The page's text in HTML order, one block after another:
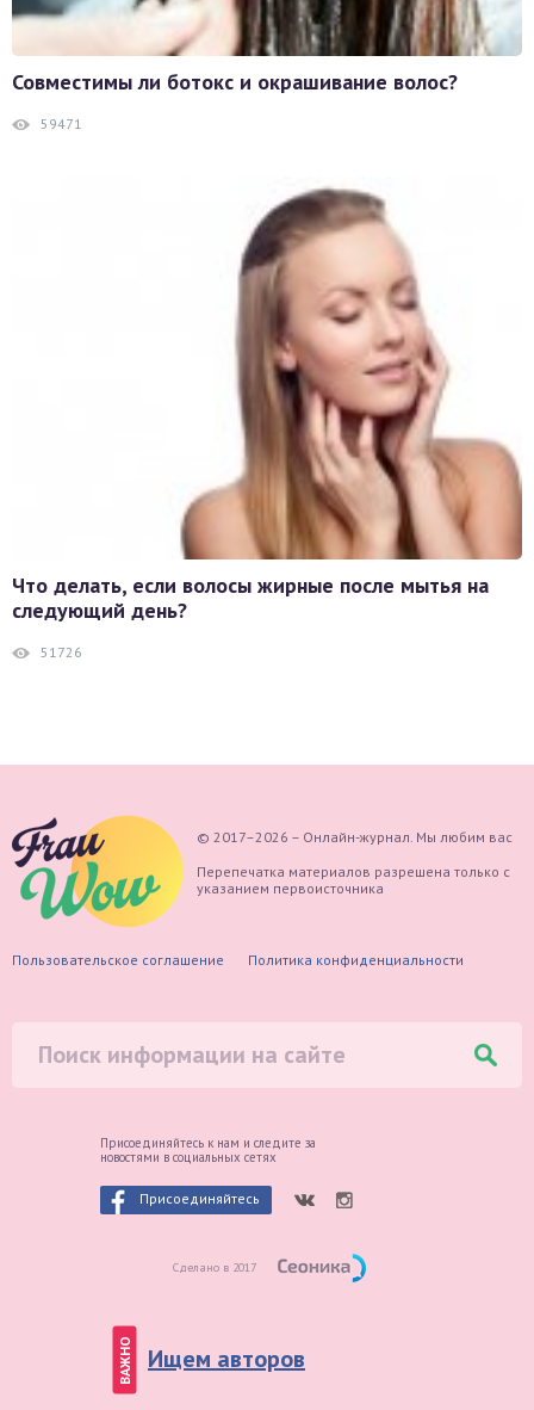
Совместимы ли ботокс и окрашивание волос?
59471
Что делать, если волосы жирные после мытья на
следующий день?
51726
© 2017–2026 – Онлайн-журнал. Мы любим вас
Перепечатка материалов разрешена только с
указанием первоисточника
Пользовательское соглашение Политика конфиденциальности
Присоединяйтесь к нам и следите за
новостями в социальных сетях
Присоединяйтесь
Сделано в 2017
ВАЖНО Ищем авторов